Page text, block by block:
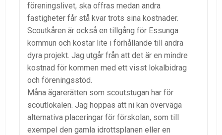
föreningslivet, ska offras medan andra
fastigheter får stå kvar trots sina kostnader.
Scoutkåren är också en tillgång för Essunga
kommun och kostar lite i förhållande till andra
dyra projekt. Jag utgår från att det är en mindre
kostnad för kommen med ett visst lokalbidrag
och föreningsstöd.
Måna ägarerätten som scoutstugan har för
scoutlokalen. Jag hoppas att ni kan överväga
alternativa placeringar för förskolan, som till
exempel den gamla idrottsplanen eller en